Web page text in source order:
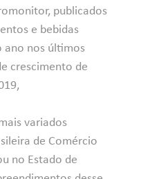
publicados
e bebidas
ano nos últimos
crescimento de
variados
de Comércio
no Estado de